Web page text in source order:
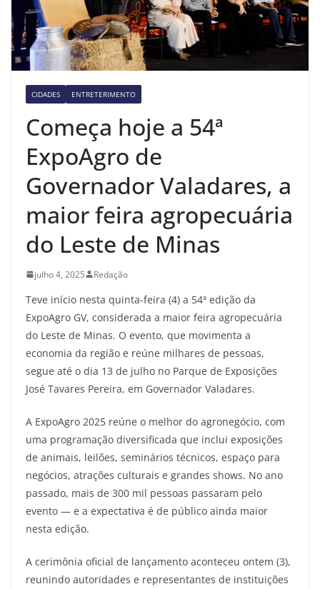
CIDADES ENTRETERIMENTO
Começa hoje a 54ª
ExpoAgro de
Governador Valadares, a
maior feira agropecuária
do Leste de Minas
julho 4, 2025 Redação
Teve início nesta quinta-feira (4) a 54ª edição da
ExpoAgro GV, considerada a maior feira agropecuária
do Leste de Minas. O evento, que movimenta a
economia da região e reúne milhares de pessoas,
segue até o dia 13 de julho no Parque de Exposições
José Tavares Pereira, em Governador Valadares.
A ExpoAgro 2025 reúne o melhor do agronegócio, com
uma programação diversificada que inclui exposições
de animais, leilões, seminários técnicos, espaço para
negócios, atrações culturais e grandes shows. No ano
passado, mais de 300 mil pessoas passaram pelo
evento — e a expectativa é de público ainda maior
nesta edição.
A cerimônia oficial de lançamento aconteceu ontem (3),
reunindo autoridades e representantes de instituições